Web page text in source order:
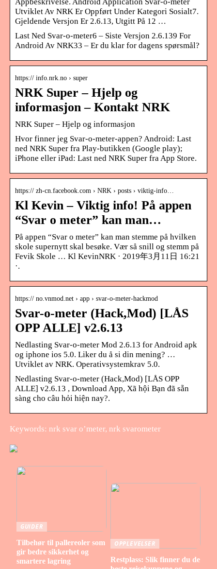
Utviklet Av NRK Er Oppført Under Kategori Sosialt7.
Gjeldende Versjon Er 2.6.13, Utgitt På 12 …
Last Ned Svar-o-meter6 – Siste Versjon 2.6.139 For
Android Av NRK33 – Er du klar for dagens spørsmål?
https:// info.nrk.no › super
NRK Super – Hjelp og
informasjon – Kontakt NRK
NRK Super – Hjelp og informasjon
Hvor finner jeg Svar-o-meter-appen? Android: Last
ned NRK Super fra Play-butikken (Google play);
iPhone eller iPad: Last ned NRK Super fra App Store.
https:// zh-cn.facebook.com › NRK › posts › viktig-info…
Kl Kevin – Viktig info! På appen
“Svar o meter” kan man…
På appen “Svar o meter” kan man stemme på hvilken
skole supernytt skal besøke. Vær så snill og stemm på
Fevik Skole … Kl Kevin‎NRK · 2019年3月11日 16:21
·.
https:// no.vnmod.net › app › svar-o-meter-hackmod
Svar-o-meter (Hack,Mod) [LÅS
OPP ALLE] v2.6.13
Nedlasting Svar-o-meter Mod 2.6.13 for Android apk
og iphone ios 5.0. Liker du å si din mening? …
Utviklet av NRK. Operativsystemkrav 5.0.
Nedlasting Svar-o-meter (Hack,Mod) [LÅS OPP
ALLE] v2.6.13 , Download App, Xã hội Bạn đã sẵn
sàng cho câu hỏi hiện nay?.
Keywords: nrk svar o’meter, nrk svarometer
GUIDER
Tilbehør til pallereoler som
gir bedre sikkerhet og
smartere lagring
OPPLEVELSER
Restplass: Slik finner du de